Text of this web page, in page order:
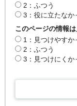
2：ふつう
3：役に立たなか
このページの情報
1：見つけやすか
2：ふつう
3：見つけにくか